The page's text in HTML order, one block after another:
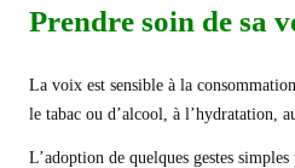
Prendre soin de sa
La voix est sensible à la
le tabac ou d’alcool, à l’hydratation,
L’adoption de quelques gestes